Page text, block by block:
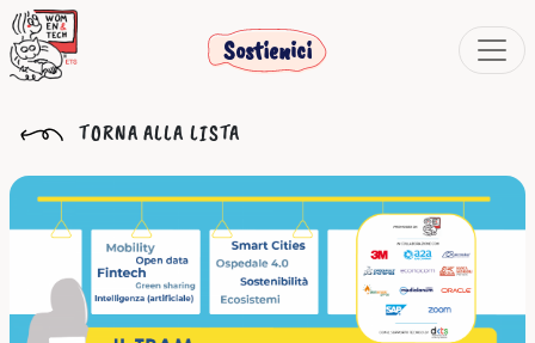
Sostienici
TORNA ALLA LISTA